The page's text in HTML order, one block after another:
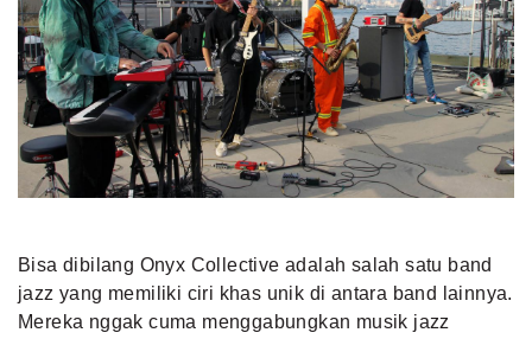
Bisa dibilang Onyx Collective adalah salah satu band
jazz yang memiliki ciri khas unik di antara band lainnya.
Mereka nggak cuma menggabungkan musik jazz